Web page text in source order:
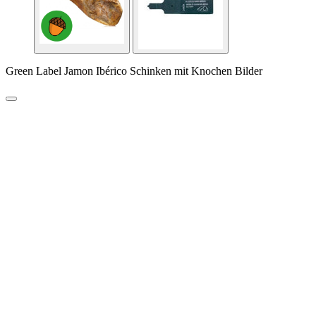
Green Label Jamon Ibérico Schinken mit Knochen Bilder